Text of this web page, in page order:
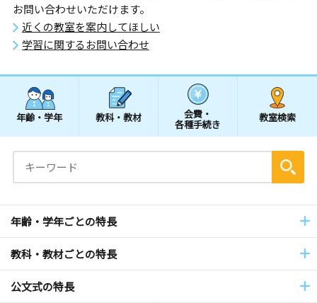
お問い合わせいただけます。
近くの教室を案内してほしい
学習に関するお問い合わせ
年齢・学年 教科・教材 会費・
各種手続き
教室検索
年齢・学年ごとの特長
教科・教材ごとの特長
公文式の特長